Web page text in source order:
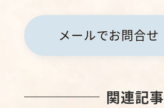
メールでお問合せ
関連記事